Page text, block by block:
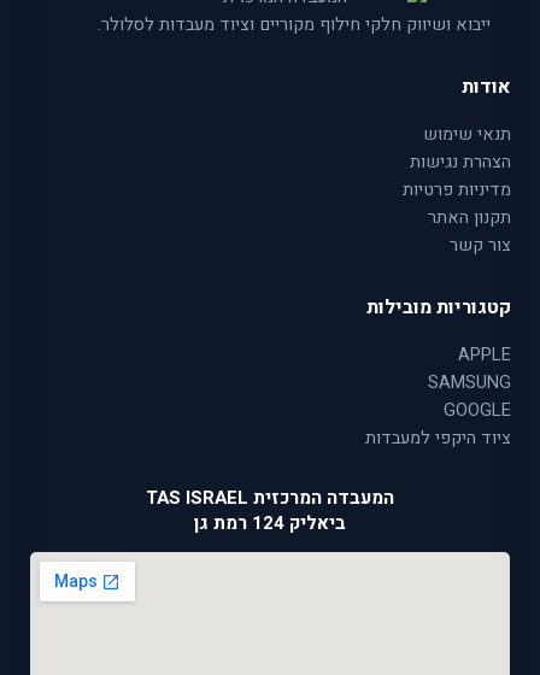
ייבוא ושיווק חלקי חילוף מקוריים וציוד מעבדות לסלולר.
אודות
תנאי שימוש
הצהרת נגישות
מדיניות פרטיות
תקנון האתר
צור קשר
קטגוריות מובילות
APPLE
SAMSUNG
GOOGLE
ציוד היקפי למעבדות
המעבדה המרכזית TAS ISRAEL
ביאליק 124 רמת גן